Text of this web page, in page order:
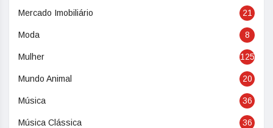
Mercado Imobiliário 21
Moda 8
Mulher 125
Mundo Animal 20
Música 36
Música Clássica 36